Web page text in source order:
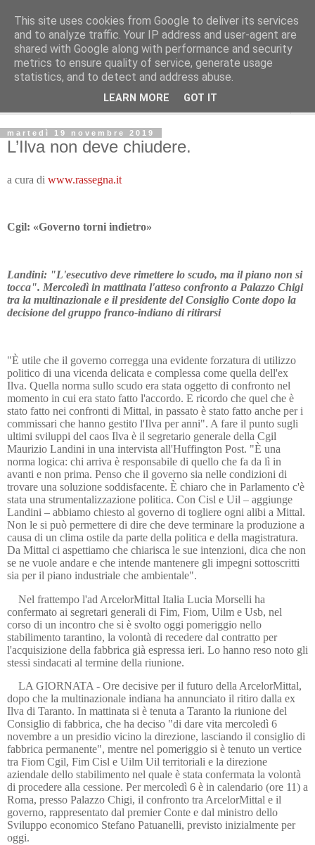
Avvenire dei lavoratori
POLITICA
martedì 19 novembre 2019
L’Ilva non deve chiudere.
a cura di www.rassegna.it
Cgil: «Governo torni indietro»
Landini: "L'esecutivo deve rimettere lo scudo, ma il piano non si
tocca". Mercoledì in mattinata l'atteso confronto a Palazzo Chigi
tra la multinazionale e il presidente del Consiglio Conte dopo la
decisione del gruppo franco-indiano di ritirarsi
"È utile che il governo corregga una evidente forzatura di utilizzo
politico di una vicenda delicata e complessa come quella dell'ex
Ilva. Quella norma sullo scudo era stata oggetto di confronto nel
momento in cui era stato fatto l'accordo. E ricordo che quel che è
stato fatto nei confronti di Mittal, in passato è stato fatto anche per i
commissari che hanno gestito l'Ilva per anni". A fare il punto sugli
ultimi sviluppi del caos Ilva è il segretario generale della Cgil
Maurizio Landini in una intervista all'Huffington Post. "È una
norma logica: chi arriva è responsabile di quello che fa da lì in
avanti e non prima. Penso che il governo sia nelle condizioni di
trovare una soluzione soddisfacente. È chiaro che in Parlamento c'è
stata una strumentalizzazione politica. Con Cisl e Uil – aggiunge
Landini – abbiamo chiesto al governo di togliere ogni alibi a Mittal.
Non le si può permettere di dire che deve terminare la produzione a
causa di un clima ostile da parte della politica e della magistratura.
Da Mittal ci aspettiamo che chiarisca le sue intenzioni, dica che non
se ne vuole andare e che intende mantenere gli impegni sottoscritti
sia per il piano industriale che ambientale".
Nel frattempo l'ad ArcelorMittal Italia Lucia Morselli ha
confermato ai segretari generali di Fim, Fiom, Uilm e Usb, nel
corso di un incontro che si è svolto oggi pomeriggio nello
stabilimento tarantino, la volontà di recedere dal contratto per
l'acquisizione della fabbrica già espressa ieri. Lo hanno reso noto gli
stessi sindacati al termine della riunione.
LA GIORNATA - Ore decisive per il futuro della ArcelorMittal,
dopo che la multinazionale indiana ha annunciato il ritiro dalla ex
Ilva di Taranto. In mattinata si è tenuta a Taranto la riunione del
Consiglio di fabbrica, che ha deciso "di dare vita mercoledì 6
novembre a un presidio vicino la direzione, lasciando il consiglio di
fabbrica permanente", mentre nel pomeriggio si è tenuto un vertice
tra Fiom Cgil, Fim Cisl e Uilm Uil territoriali e la direzione
aziendale dello stabilimento nel quale è stata confermata la volontà
di procedere alla cessione. Per mercoledì 6 è in calendario (ore 11) a
Roma, presso Palazzo Chigi, il confronto tra ArcelorMittal e il
governo, rappresentato dal premier Conte e dal ministro dello
Sviluppo economico Stefano Patuanelli, previsto inizialmente per
oggi.
This site uses cookies from Google to deliver its services
and to analyze traffic. Your IP address and user-agent are
shared with Google along with performance and security
metrics to ensure quality of service, generate usage
statistics, and to detect and address abuse.
LEARN MORE GOT IT